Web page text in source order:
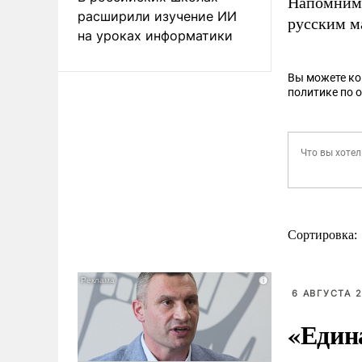
расширили изучение ИИ
на уроках информатики
русским
Вы можете
политике по
Сортировка:
6 АВГУСТА